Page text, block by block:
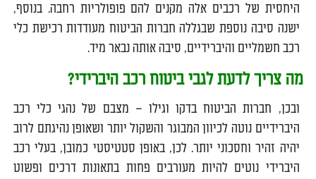
היחסית של רכבים אלה מקנים להם פופולריות רחבה. בנוסף,
ישנה סיבה נוספת שבגללה חברות הביטוח מעודדות רכישת כלי
רכב חשמליים והיברידיים, סיבה אותה נבאר מיד.
מה צריך לדעת לגבי ביטוח רכב היברידי?
ובכן, חברות הביטוח בדקו וגילו – מצבם של נהגי כלי רכב
היברידיים נוטה לכיוון המבוגר והשקול יותר ושאופן נהיגתם לרוב
יהיה זהיר וחסכוני יותר. לכן, באופן סטטיסטי כמובן, בעלי רכב
היברידי נוטים להיות מעורבים פחות בתאונות דרכים ופשוט